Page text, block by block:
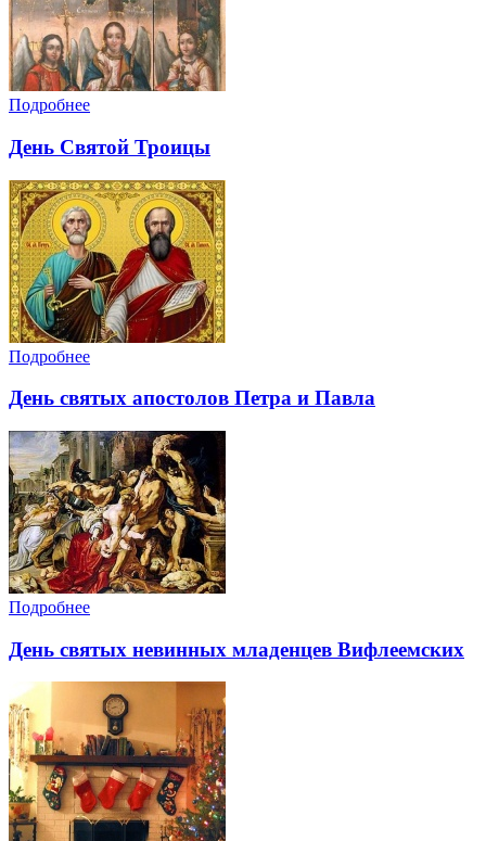
Подробнее
День Святой Троицы
Подробнее
День святых апостолов Петра и Павла
Подробнее
День святых невинных младенцев Вифлеемских